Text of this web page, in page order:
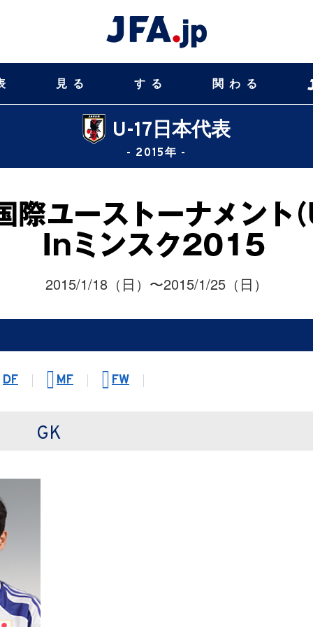
見る する 関わる
U-17日本代表
- 2015年 -
2015/1/18（日）〜2015/1/25（日）
DF MF FW
GK